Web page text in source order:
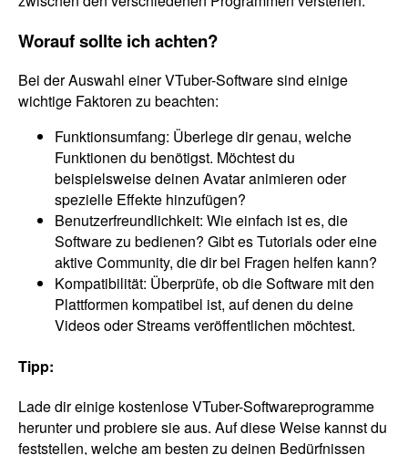
Worauf sollte ich achten?
Bei der Auswahl einer VTuber-Software sind einige
wichtige Faktoren zu beachten:
Funktionsumfang: Überlege dir genau, welche
Funktionen du benötigst. Möchtest du
beispielsweise deinen Avatar animieren oder
spezielle Effekte hinzufügen?
Benutzerfreundlichkeit: Wie einfach ist es, die
Software zu bedienen? Gibt es Tutorials oder eine
aktive Community, die dir bei Fragen helfen kann?
Kompatibilität: Überprüfe, ob die Software mit den
Plattformen kompatibel ist, auf denen du deine
Videos oder Streams veröffentlichen möchtest.
Tipp:
Lade dir einige kostenlose VTuber-Softwareprogramme
herunter und probiere sie aus. Auf diese Weise kannst du
feststellen, welche am besten zu deinen Bedürfnissen